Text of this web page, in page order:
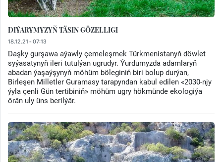
DIÝARYMYZYŇ TÄSIN GÖZELLIGI
18.12.21 - 07:13
Daşky gurşawa aýawly çemeleşmek Türkmenistanyň döwlet
syýasatynyň ileri tutulýan ugrudyr. Ýurdumyzda adamlaryň
abadan ýaşaýşynyň möhüm böleginiň biri bolup durýan,
Birleşen Milletler Guramasy tarapyndan kabul edilen «2030-njy
ýyla çenli Gün tertibiniň» möhüm ugry hökmünde ekologiýa
örän uly üns berilýär.